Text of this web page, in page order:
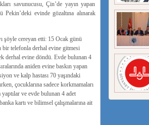
savunucusu, Çin’de yayın yapan
evinde gözaltına alınarak
şöyle cereyan etti: 15 Ocak günü
bir telefonla derhal evine gitmesi
derhal evine döndü. Evde bulunan 4
aniden evine baskın yapan
ve kalp hastası 70 yaşındaki
çocuklarına sadece korkmamaları
ve evde bulunan 4 adet
kartı ve bilimsel çalışmalarına ait